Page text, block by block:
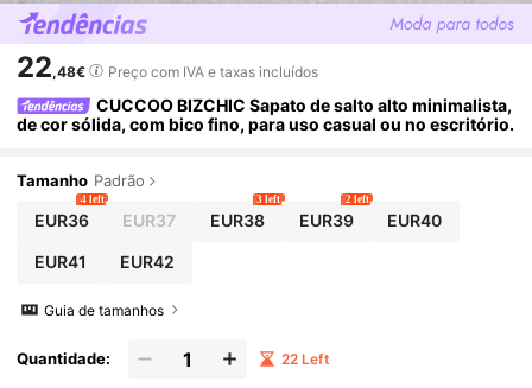
22,48€ Preço com IVA e taxas incluídos
CUCCOO BIZCHIC Sapato de salto alto minimalista,
de cor sólida, com bico fino, para uso casual ou no escritório.
Tamanho Padrão
EUR36
4 left
EUR37 EUR38
3 left
EUR39
2 left
EUR40
EUR41 EUR42
Guia de tamanhos
Quantidade: 22 Left